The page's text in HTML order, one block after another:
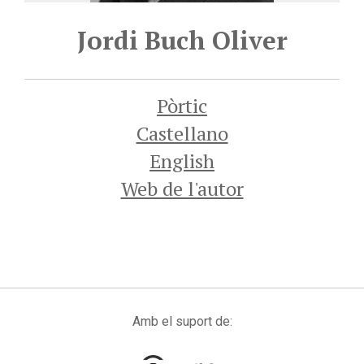
Jordi Buch Oliver
Pòrtic
Castellano
English
Web de l'autor
Amb el suport de: